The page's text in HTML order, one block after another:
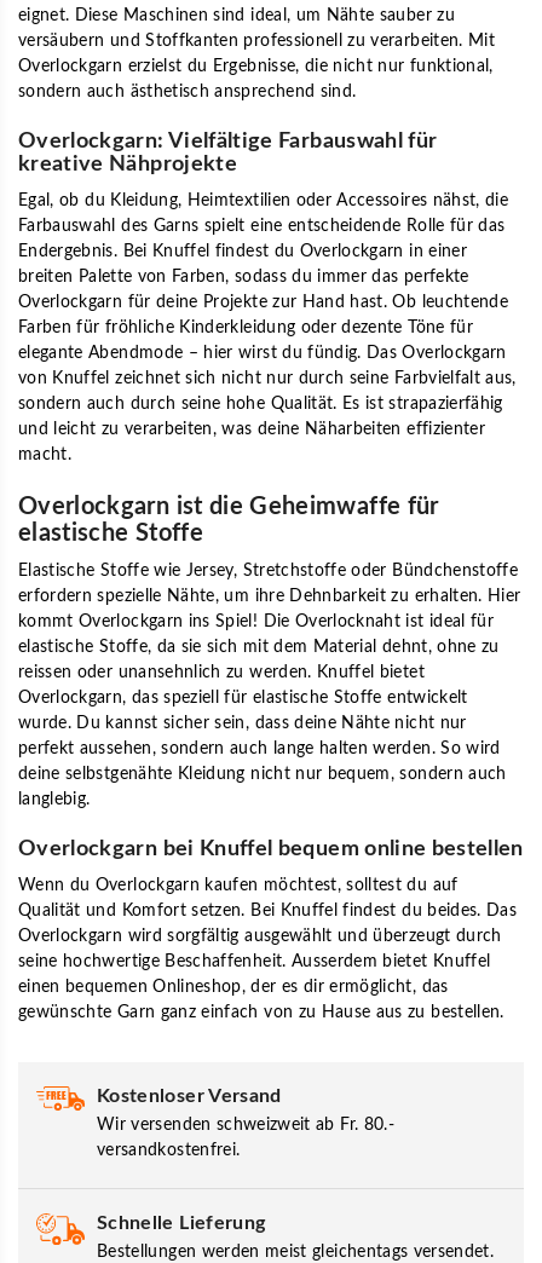
eignet. Diese Maschinen sind ideal, um Nähte sauber zu
versäubern und Stoffkanten professionell zu verarbeiten. Mit
Overlockgarn erzielst du Ergebnisse, die nicht nur funktional,
sondern auch ästhetisch ansprechend sind.
Overlockgarn: Vielfältige Farbauswahl für
kreative Nähprojekte
Egal, ob du Kleidung, Heimtextilien oder Accessoires nähst, die
Farbauswahl des Garns spielt eine entscheidende Rolle für das
Endergebnis. Bei Knuffel findest du Overlockgarn in einer
breiten Palette von Farben, sodass du immer das perfekte
Overlockgarn für deine Projekte zur Hand hast. Ob leuchtende
Farben für fröhliche Kinderkleidung oder dezente Töne für
elegante Abendmode – hier wirst du fündig. Das Overlockgarn
von Knuffel zeichnet sich nicht nur durch seine Farbvielfalt aus,
sondern auch durch seine hohe Qualität. Es ist strapazierfähig
und leicht zu verarbeiten, was deine Näharbeiten effizienter
macht.
Overlockgarn ist die Geheimwaffe für
elastische Stoffe
Elastische Stoffe wie Jersey, Stretchstoffe oder Bündchenstoffe
erfordern spezielle Nähte, um ihre Dehnbarkeit zu erhalten. Hier
kommt Overlockgarn ins Spiel! Die Overlocknaht ist ideal für
elastische Stoffe, da sie sich mit dem Material dehnt, ohne zu
reissen oder unansehnlich zu werden. Knuffel bietet
Overlockgarn, das speziell für elastische Stoffe entwickelt
wurde. Du kannst sicher sein, dass deine Nähte nicht nur
perfekt aussehen, sondern auch lange halten werden. So wird
deine selbstgenähte Kleidung nicht nur bequem, sondern auch
langlebig.
Overlockgarn bei Knuffel bequem online bestellen
Wenn du Overlockgarn kaufen möchtest, solltest du auf
Qualität und Komfort setzen. Bei Knuffel findest du beides. Das
Overlockgarn wird sorgfältig ausgewählt und überzeugt durch
seine hochwertige Beschaffenheit. Ausserdem bietet Knuffel
einen bequemen Onlineshop, der es dir ermöglicht, das
gewünschte Garn ganz einfach von zu Hause aus zu bestellen.
Kostenloser Versand
Wir versenden schweizweit ab Fr. 80.-
versandkostenfrei.
Schnelle Lieferung
Bestellungen werden meist gleichentags versendet.